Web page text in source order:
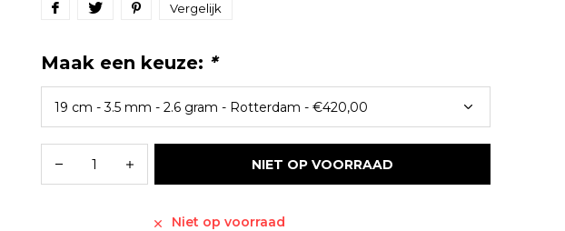
Vergelijk
Maak een keuze: *
NIET OP VOORRAAD
Niet op voorraad